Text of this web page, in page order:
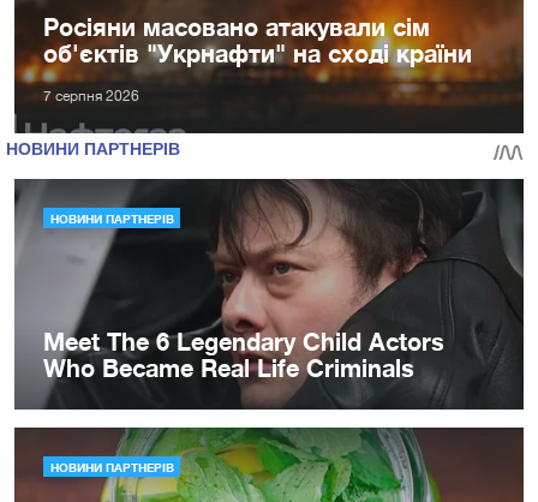
Росіяни масовано атакували сім
об'єктів "Укрнафти" на сході країни
7 серпня 2026